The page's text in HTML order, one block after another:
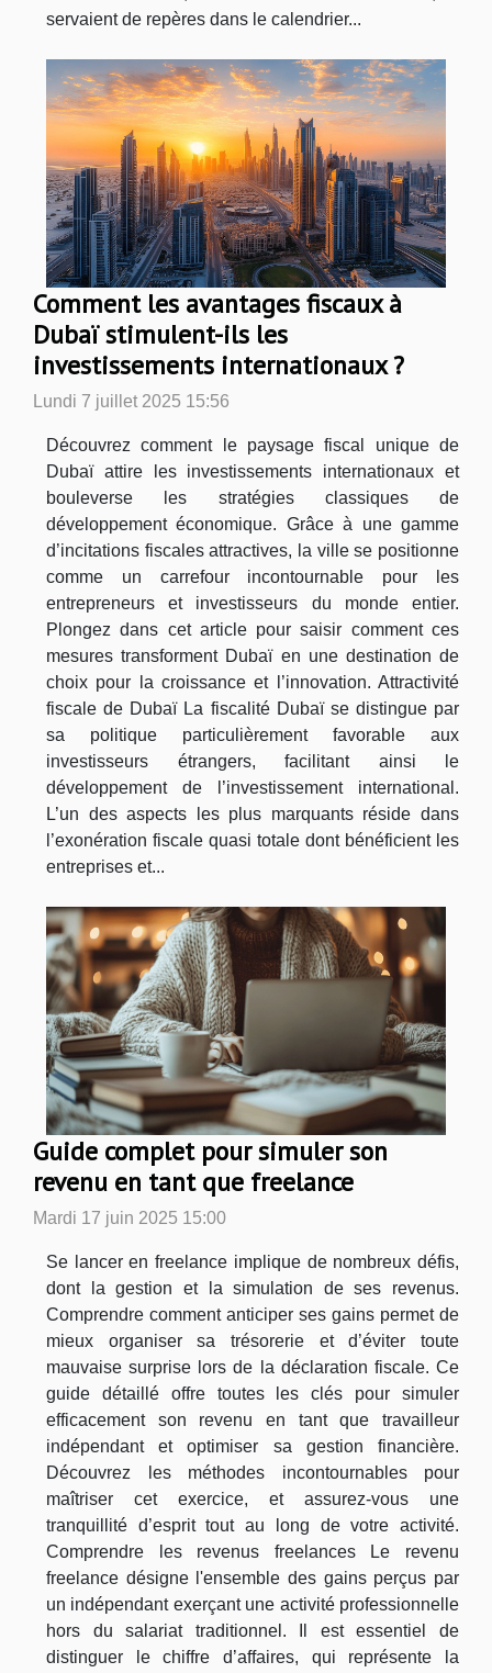
servaient de repères dans le calendrier...
Comment les avantages fiscaux à
Dubaï stimulent-ils les
investissements internationaux ?
Lundi 7 juillet 2025 15:56
Découvrez comment le paysage fiscal unique de
Dubaï attire les investissements internationaux et
bouleverse les stratégies classiques de
développement économique. Grâce à une gamme
d’incitations fiscales attractives, la ville se positionne
comme un carrefour incontournable pour les
entrepreneurs et investisseurs du monde entier.
Plongez dans cet article pour saisir comment ces
mesures transforment Dubaï en une destination de
choix pour la croissance et l’innovation. Attractivité
fiscale de Dubaï La fiscalité Dubaï se distingue par
sa politique particulièrement favorable aux
investisseurs étrangers, facilitant ainsi le
développement de l’investissement international.
L’un des aspects les plus marquants réside dans
l’exonération fiscale quasi totale dont bénéficient les
entreprises et...
Guide complet pour simuler son
revenu en tant que freelance
Mardi 17 juin 2025 15:00
Se lancer en freelance implique de nombreux défis,
dont la gestion et la simulation de ses revenus.
Comprendre comment anticiper ses gains permet de
mieux organiser sa trésorerie et d’éviter toute
mauvaise surprise lors de la déclaration fiscale. Ce
guide détaillé offre toutes les clés pour simuler
efficacement son revenu en tant que travailleur
indépendant et optimiser sa gestion financière.
Découvrez les méthodes incontournables pour
maîtriser cet exercice, et assurez-vous une
tranquillité d’esprit tout au long de votre activité.
Comprendre les revenus freelances Le revenu
freelance désigne l'ensemble des gains perçus par
un indépendant exerçant une activité professionnelle
hors du salariat traditionnel. Il est essentiel de
distinguer le chiffre d’affaires, qui représente la